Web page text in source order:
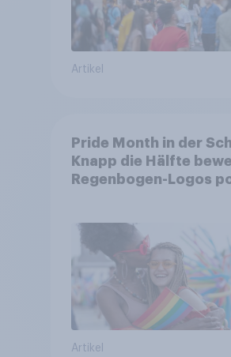
Artikel
Pride Month in der
Knapp die Hälfte
Regenbogen-Logos
Artikel